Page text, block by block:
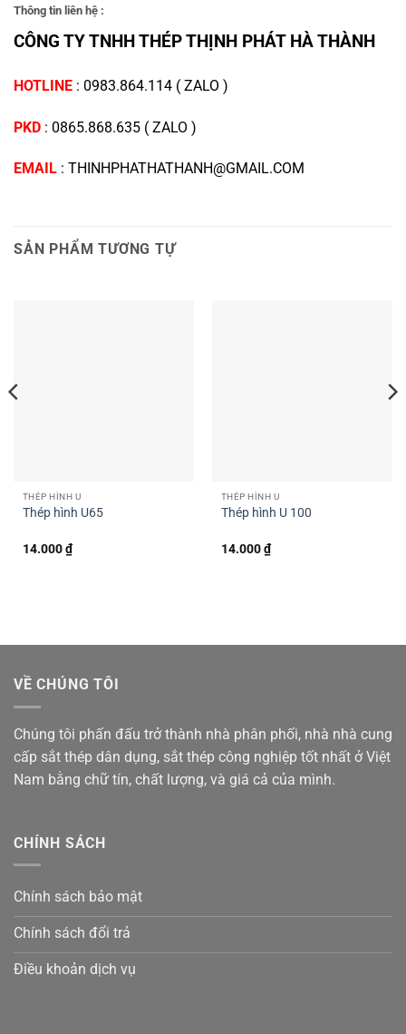
Thông tin liên hệ :
CÔNG TY TNHH THÉP THỊNH PHÁT HÀ THÀNH
HOTLINE : 0983.864.114 ( ZALO )
PKD : 0865.868.635 ( ZALO )
EMAIL : THINHPHATHATHANH@GMAIL.COM
SẢN PHẨM TƯƠNG TỰ
THÉP HÌNH U
Thép hình U65
14.000₫
THÉP HÌNH U
Thép hình U 100
14.000₫
VỀ CHÚNG TÔI
Chúng tôi phấn đấu trở thành nhà phân phối, nhà nhà cung
cấp sắt thép dân dụng, sắt thép công nghiệp tốt nhất ở Việt
Nam bằng chữ tín, chất lượng, và giá cả của mình.
CHÍNH SÁCH
Chính sách bảo mật
Chính sách đổi trả
Điều khoản dịch vụ